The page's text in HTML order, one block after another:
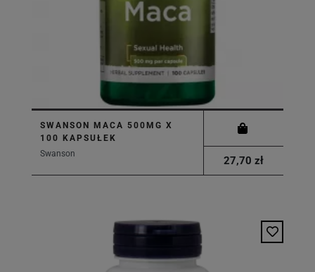
SWANSON MACA 500MG X
100 KAPSUŁEK
Swanson
27,70 zł